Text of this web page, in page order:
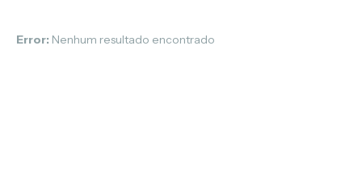
Error: Nenhum resultado encontrado